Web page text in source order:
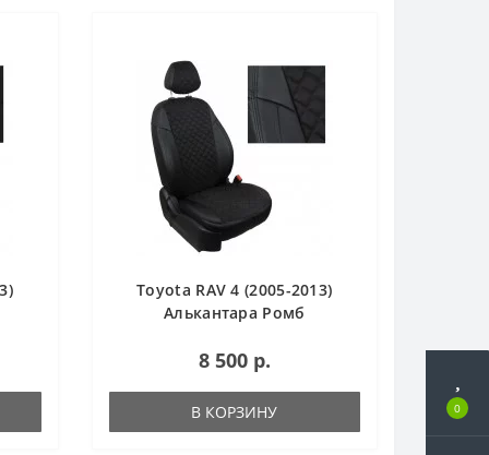
0
Toyota RAV 4 (2005-2013)
Алькантара Ромб
8 500 р.
В КОРЗИНУ